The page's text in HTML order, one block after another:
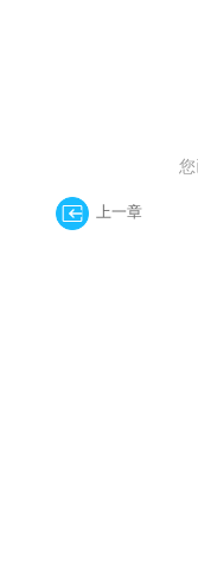
您
上一章